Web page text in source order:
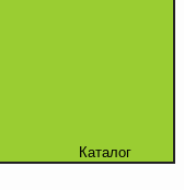
Каталог